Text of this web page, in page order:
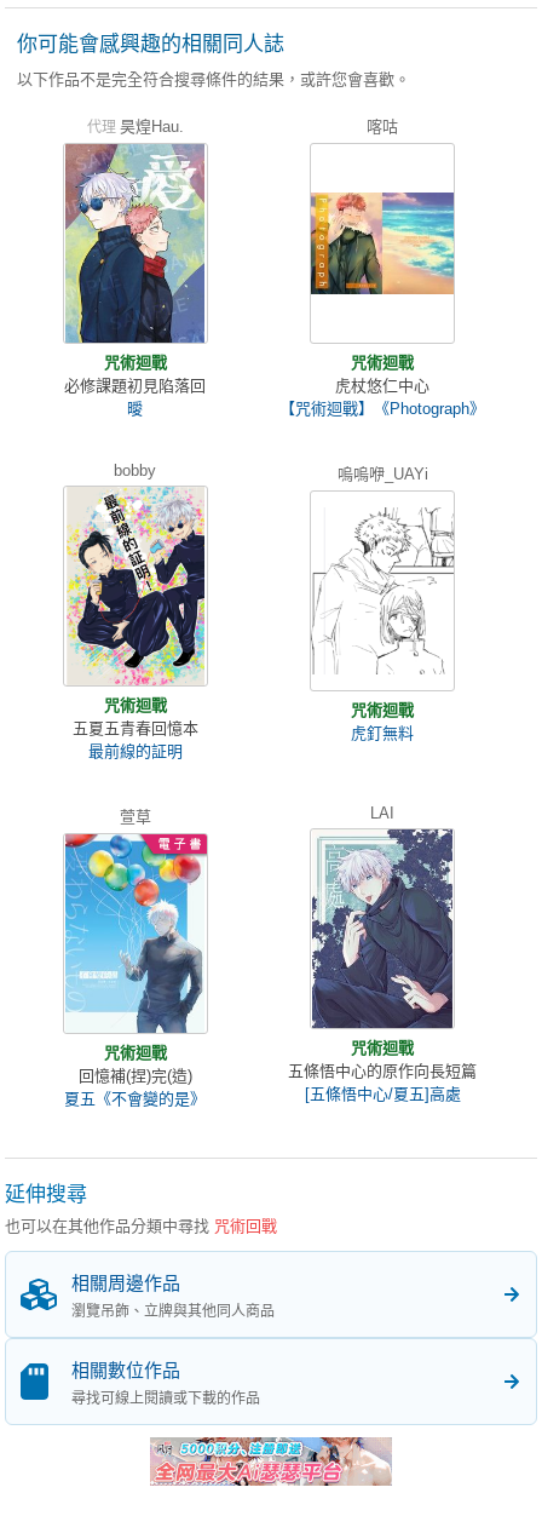
你可能會感興趣的相關同人誌
以下作品不是完全符合搜尋條件的結果，或許您會喜歡。
代理 昊煌Hau.
咒術迴戰
必修課題初見陷落回
曖
喀咕
咒術迴戰
虎杖悠仁中心
【咒術迴戰】《Photograph》
bobby
咒術迴戰
五夏五青春回憶本
最前線的証明
嗚嗚咿_UAYi
咒術迴戰
虎釘無料
萱草
咒術迴戰
回憶補(捏)完(造)
夏五《不會變的是》
LAI
咒術迴戰
五條悟中心的原作向長短篇
[五條悟中心/夏五]高處
延伸搜尋
也可以在其他作品分類中尋找 咒術回戰
相關周邊作品
瀏覽吊飾、立牌與其他同人商品
相關數位作品
尋找可線上閱讀或下載的作品